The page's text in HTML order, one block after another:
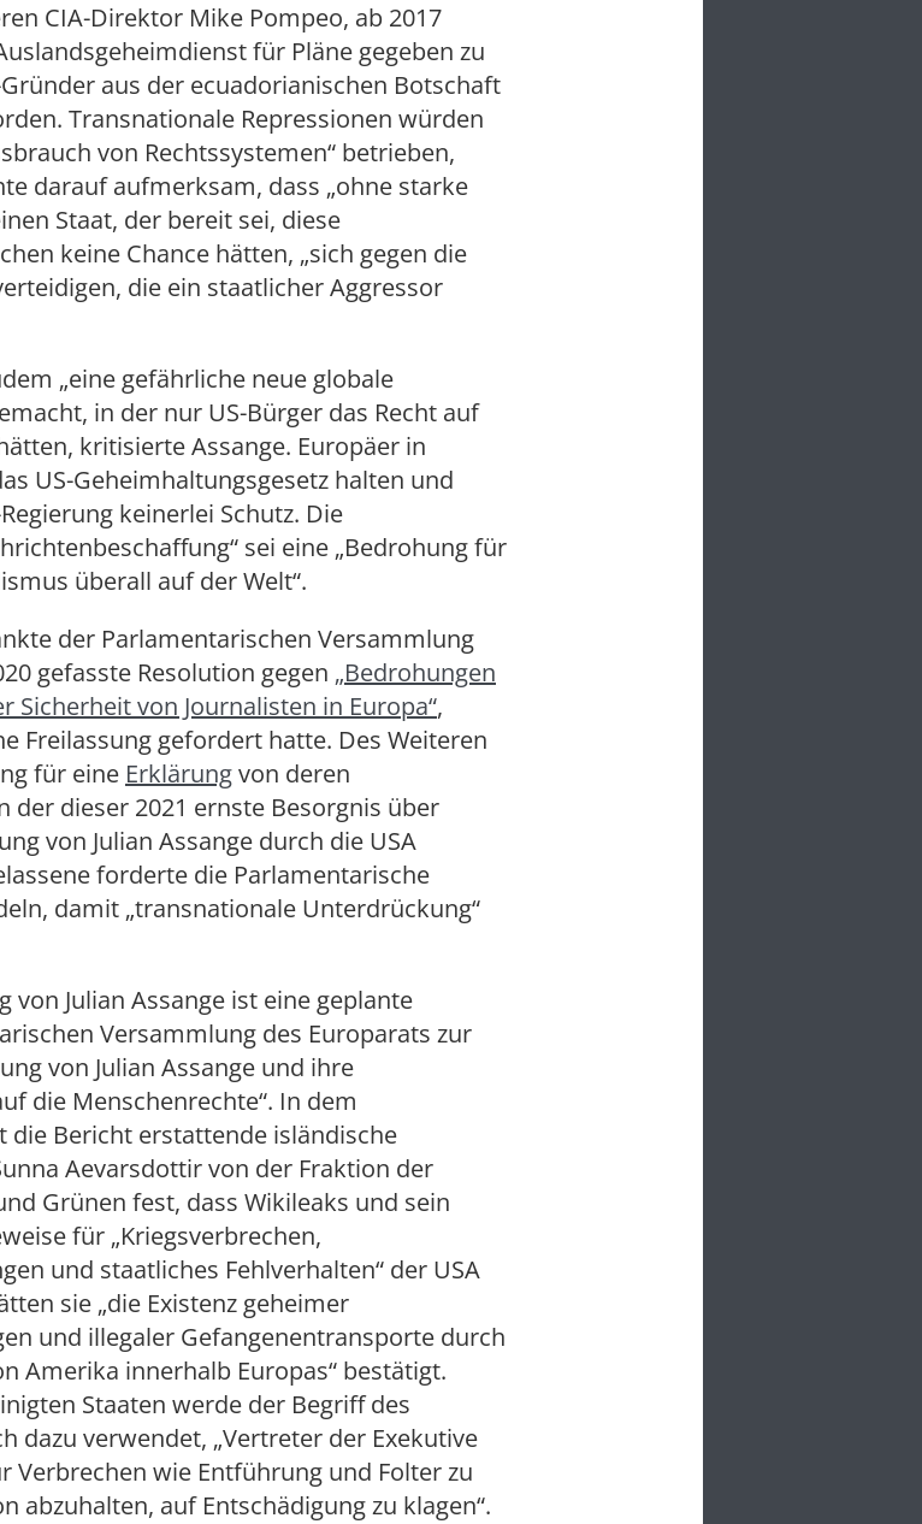
CIA-Direktor Mike Pompeo, ab 2017
für Pläne gegeben zu
aus der ecuadorianischen Botschaft
Transnationale Repressionen würden
von Rechtssystemen“ betrieben,
darauf aufmerksam, dass „ohne starke
Staat, der bereit sei, diese
keine Chance hätten, „sich gegen die
die ein staatlicher Aggressor
„eine gefährliche neue globale
in der nur US-Bürger das Recht auf
kritisierte Assange. Europäer in
US-Geheimhaltungsgesetz halten und
keinerlei Schutz. Die
sei eine „Bedrohung für
überall auf der Welt“.
der Parlamentarischen Versammlung
gefasste Resolution gegen „Bedrohungen
Sicherheit von Journalisten in Europa“,
Freilassung gefordert hatte. Des Weiteren
für eine Erklärungvon deren
der dieser 2021 ernste Besorgnis über
von Julian Assange durch die USA
forderte die Parlamentarische
damit „transnationale Unterdrückung“
Julian Assange ist eine geplante
Versammlung des Europarats zur
von Julian Assange und ihre
die Menschenrechte“. In dem
die Bericht erstattende isländische
Aevarsdottir von der Fraktion der
Grünen fest, dass Wikileaks und sein
für „Kriegsverbrechen,
und staatliches Fehlverhalten“ der USA
sie „die Existenz geheimer
und illegaler Gefangenentransporte durch
Amerika innerhalb Europas“ bestätigt.
Staaten werde der Begriff des
dazu verwendet, „Vertreter der Exekutive
Verbrechen wie Entführung und Folter zu
abzuhalten, auf Entschädigung zu klagen“.